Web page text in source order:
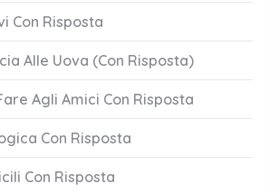
Con Risposta
Alle Uova (Con Risposta)
Agli Amici Con Risposta
Con Risposta
Con Risposta